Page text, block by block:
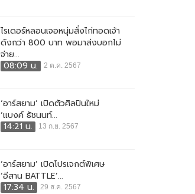
ไรเดอร์หลอนเจอหนุ่มสั่งไก่ทอดเจ้า
ดังกว่า 800 บาท พอมาส่งบอกไม่
จ่าย...
08:09 น.
2 ต.ค. 2567
‘อาร์สยาม’ เปิดตัวศิลปินใหม่
‘แบงค์ ธัชนนท์...
14:21 น.
13 ก.ย. 2567
‘อาร์สยาม’ เปิดโปรเจกต์พิเศษ
‘อีสาน BATTLE’...
17:34 น.
29 ส.ค. 2567